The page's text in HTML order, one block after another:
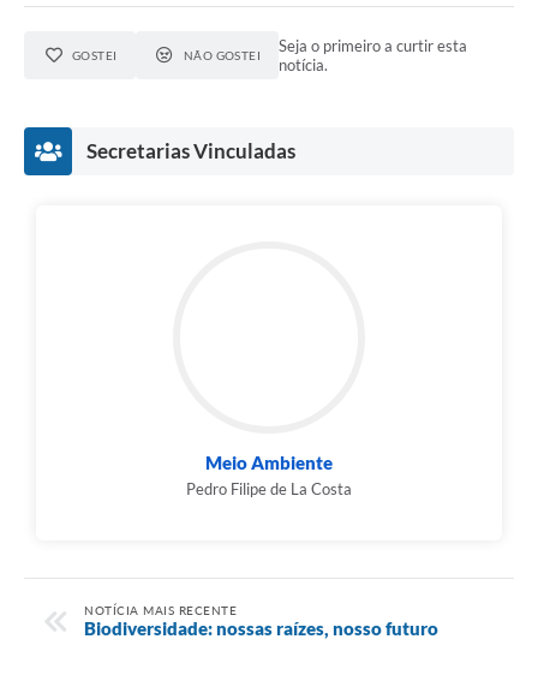
GOSTEI NÃO GOSTEI
Seja o primeiro a curtir esta
notícia.
Secretarias Vinculadas
Meio Ambiente
Pedro Filipe de La Costa
NOTÍCIA MAIS RECENTE
Biodiversidade: nossas raízes, nosso futuro